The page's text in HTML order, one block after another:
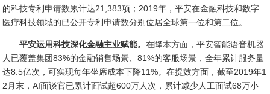
的科技专利申请数累计达21,383项；2019年，平安在金融科技和数字
医疗科技领域的已公开专利申请数分别位居全球第一位和第二位。
平安运用科技深化金融主业赋能。在降本方面，平安智能语音机器
人已覆盖集团83%的金融销售场景、81%的客服场景，全年累计服务量
达8.5亿次，可实现每年坐席成本下降11%。在提效方面，截至2019年1
2月末，AI面谈官已累计面试超600万人次，累计减少人工面试68万小